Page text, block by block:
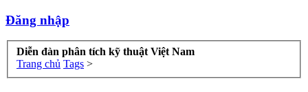
Đăng nhập
Diễn đàn phân tích kỹ thuật Việt Nam
Trang chủ Tags >